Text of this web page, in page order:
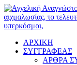
ΑΡΧΙΚΗ
ΣΥΓΓΡΑΦΕΑΣ
ΑΡΘΡΑ